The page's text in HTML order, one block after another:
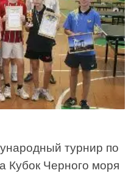
турнир по
Кубок Черного моря